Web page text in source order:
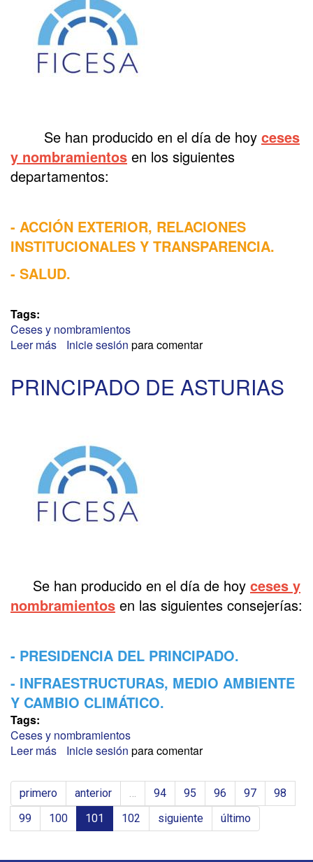
Se han producido en el día de hoy ceses
y nombramientos en los siguientes
departamentos:
- ACCIÓN EXTERIOR, RELACIONES
INSTITUCIONALES Y TRANSPARENCIA.
- SALUD.
Tags:
Ceses y nombramientos
Leer más sobre
CATALUNYA
Inicie sesión para comentar
PRINCIPADO DE ASTURIAS
Se han producido en el día de hoy ceses y
nombramientos en las siguientes consejerías:
- PRESIDENCIA DEL PRINCIPADO.
- INFRAESTRUCTURAS, MEDIO AMBIENTE
Y CAMBIO CLIMÁTICO.
Tags:
Ceses y nombramientos
Leer más sobre
DE
ASTURIAS
Inicie sesión para comentar
primero anterior … 94 95 96 97
98
99
100 101 102 siguiente último